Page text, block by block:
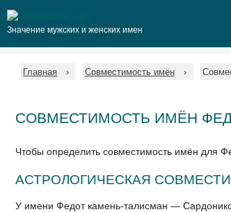
Значение мужских и женских имен
Главная Совместимость имён
СОВМЕСТИМОСТЬ ИМЁН
Чтобы определить совместимость имён для
АСТРОЛОГИЧЕСКАЯ
У имени Федот камень-талисман —